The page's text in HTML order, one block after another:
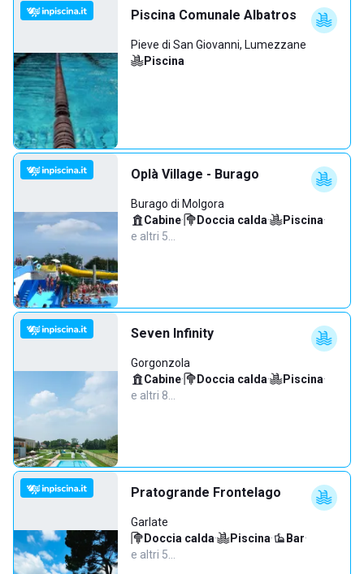
Piscina Comunale Albatros
Pieve di San Giovanni, Lumezzane
Piscina
Oplà Village - Burago
Burago di Molgora
Cabine· Doccia calda· Piscina·
e altri 5…
Seven Infinity
Gorgonzola
Cabine· Doccia calda· Piscina·
e altri 8…
Pratogrande Frontelago
Garlate
Doccia calda· Piscina· Bar·
e altri 5…